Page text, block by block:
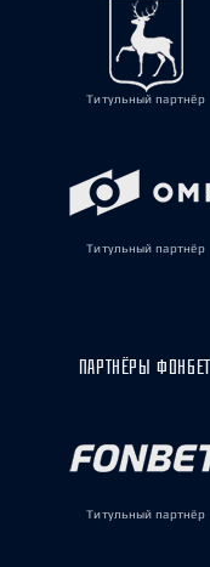
Титульный партнёр
Титульный партнёр
ПАРТНЁРЫ
Титульный партнёр